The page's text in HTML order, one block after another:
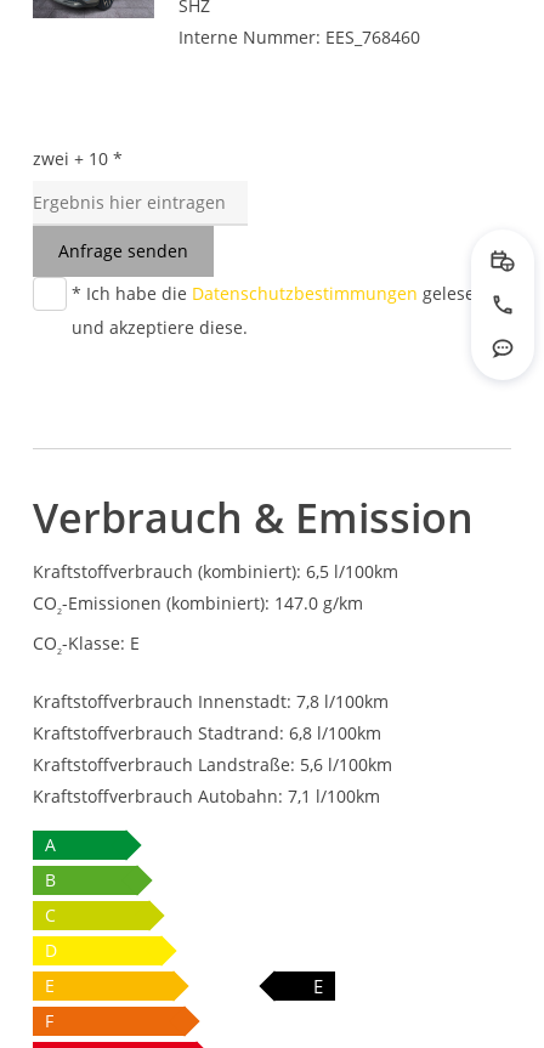
SHZ
Interne Nummer: EES_768460
zwei + 10 *
Anfrage senden
* Ich habe die Datenschutzbestimmungen gelesen
und akzeptiere diese.
Verbrauch & Emission
Kraftstoffverbrauch (kombiniert): 6,5 l/100km
CO2-Emissionen (kombiniert): 147.0 g/km
CO2-Klasse: E
Kraftstoffverbrauch Innenstadt: 7,8 l/100km
Kraftstoffverbrauch Stadtrand: 6,8 l/100km
Kraftstoffverbrauch Landstraße: 5,6 l/100km
Kraftstoffverbrauch Autobahn: 7,1 l/100km
A
B
C
D
E
E
F
Jetzt